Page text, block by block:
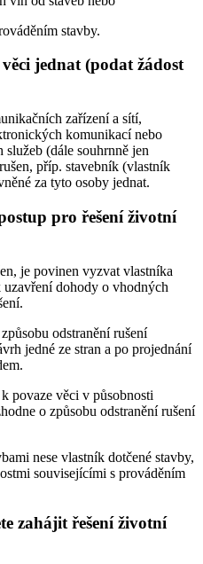
stavby.
jednat (podat žádost
zařízení a sítí,
komunikací nebo
(dále souhrnně jen
příp. stavebník (vlastník
za tyto osoby jednat.
pro řešení životní
je povinen vyzvat vlastníka
uzavření dohody o vhodných
odstranění rušení
jedné ze stran a po projednání
povaze věci v působnosti
o způsobu odstranění rušení
nese vlastník dotčené stavby,
souvisejícími s prováděním
zahájit řešení životní